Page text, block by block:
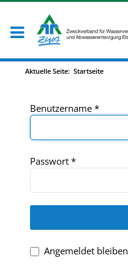
Aktuelle Seite: Startseite
Benutzername *
Passwort *
Angemeldet bleiben